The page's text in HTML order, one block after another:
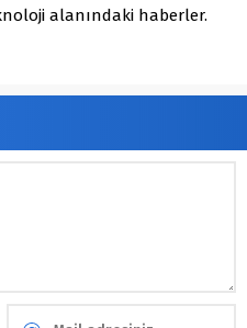
alanındaki haberler.